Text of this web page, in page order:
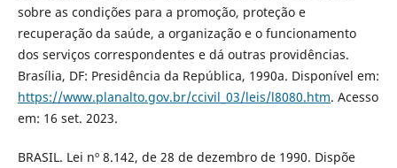
sobre as condições para a promoção, proteção e
recuperação da saúde, a organização e o funcionamento
dos serviços correspondentes e dá outras providências.
Brasília, DF: Presidência da República, 1990a. Disponível em:
https://www.planalto.gov.br/ccivil_03/leis/l8080.htm. Acesso
em: 16 set. 2023.
BRASIL. Lei nº 8.142, de 28 de dezembro de 1990. Dispõe